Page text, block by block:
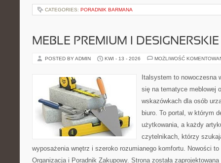
CATEGORIES: PORADNIK BARMANA
MEBLE PREMIUM I DESIGNERSKIE
POSTED BY ADMIN KWI - 13 - 2026 MOŻLIWOŚĆ
Italsystem to nowoczesna
się na tematyce meblowej
wskazówkach dla osób
biuro. To portal, w którym
użytkowania, a każdy
czytelnikach, którzy
wyposażenia wnętrz i szeroko rozumianego komfortu. Nowości
Organizacja i Poradnik Zakupowy. Strona została